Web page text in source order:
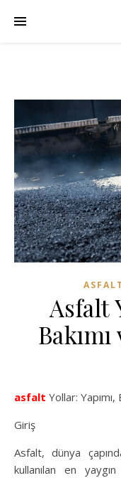
Asfalt
asfalt Yollar: Yapımı,
Giriş
Asfalt, dünya
kullanılan en yaygın